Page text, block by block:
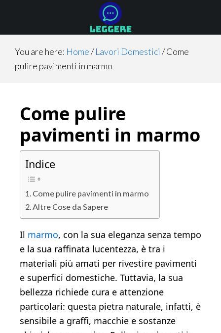
main
content
primary
sidebar
footer
You are here: Home/ Lavori Domestici /Come
pulire pavimenti in marmo
Come pulire
pavimenti in marmo
Indice
Come pulire pavimenti in marmo
Altre Cose da Sapere
Il marmo, con la sua eleganza senza tempo
e la sua raffinata lucentezza, è tra i
materiali più amati per rivestire pavimenti
e superfici domestiche. Tuttavia, la sua
bellezza richiede cura e attenzione
particolari: questa pietra naturale, infatti, è
sensibile a graffi, macchie e sostanze